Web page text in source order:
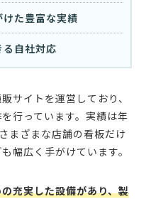
た豊富な実績
自社対応
サイトを運営しており、
行っています。実績は年
まざまな店舗の看板だけ
幅広く手がけています。
充実した設備があり、製